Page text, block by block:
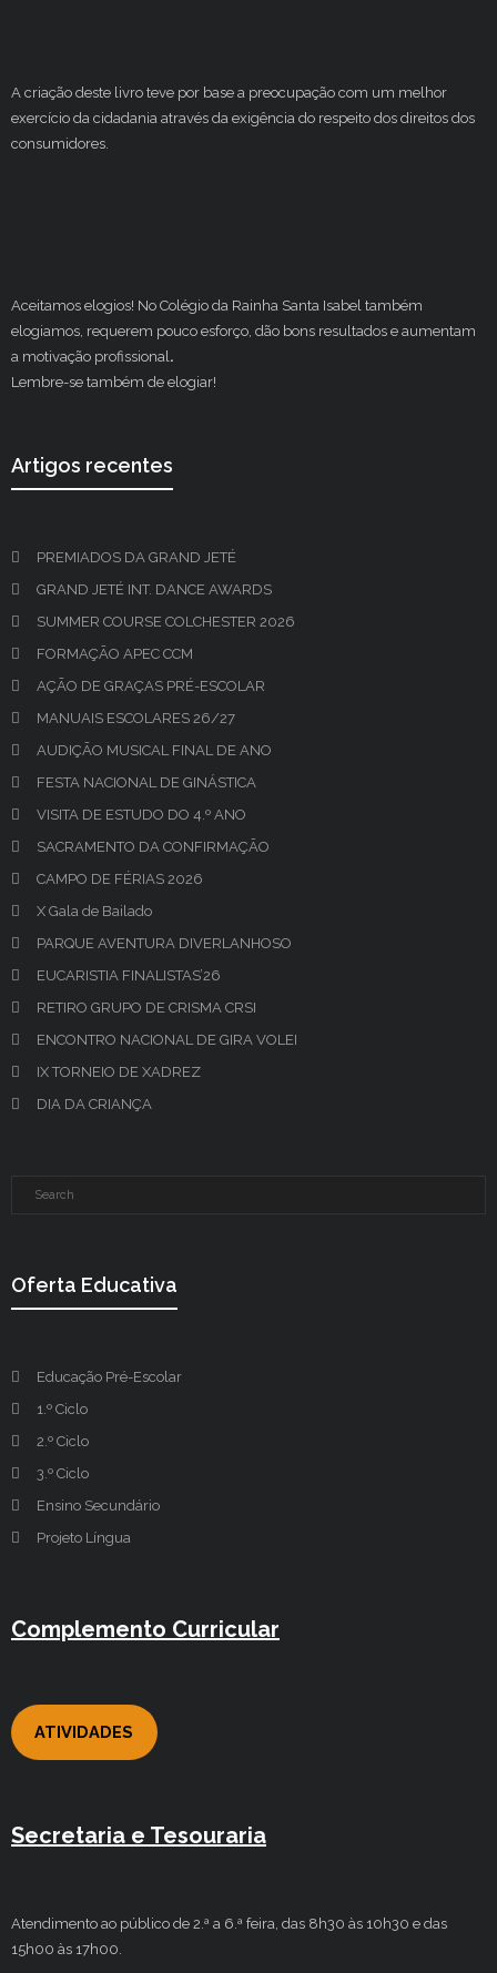
A criação deste livro teve por base a preocupação com um melhor
exercício da cidadania através da exigência do respeito dos direitos dos
consumidores.
Aceitamos elogios! No Colégio da Rainha Santa Isabel também
elogiamos, requerem pouco esforço, dão bons resultados e aumentam
a motivação profissional.
Lembre-se também de elogiar!
Artigos recentes
PREMIADOS DA GRAND JETÉ
GRAND JETÉ INT. DANCE AWARDS
SUMMER COURSE COLCHESTER 2026
FORMAÇÃO APEC CCM
AÇÃO DE GRAÇAS PRÉ-ESCOLAR
MANUAIS ESCOLARES 26/27
AUDIÇÃO MUSICAL FINAL DE ANO
FESTA NACIONAL DE GINÁSTICA
VISITA DE ESTUDO DO 4.º ANO
SACRAMENTO DA CONFIRMAÇÃO
CAMPO DE FÉRIAS 2026
X Gala de Bailado
PARQUE AVENTURA DIVERLANHOSO
EUCARISTIA FINALISTAS’26
RETIRO GRUPO DE CRISMA CRSI
ENCONTRO NACIONAL DE GIRA VOLEI
IX TORNEIO DE XADREZ
DIA DA CRIANÇA
Oferta Educativa
Educação Pré-Escolar
1.º Ciclo
2.º Ciclo
3.º Ciclo
Ensino Secundário
Projeto Língua
Complemento Curricular
ATIVIDADES
Secretaria e Tesouraria
Atendimento ao público de 2.ª a 6.ª feira, das 8h30 às 10h30 e das
15h00 às 17h00.